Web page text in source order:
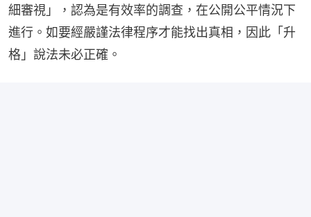
細審視」，認為是有效率的調查，在公開公平情況下
進行。如要經嚴謹法律程序才能找出真相，因此「升
格」說法未必正確。